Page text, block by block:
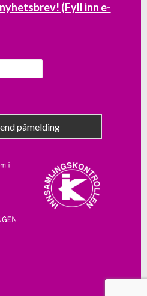
(Fyll inn e-
påmelding